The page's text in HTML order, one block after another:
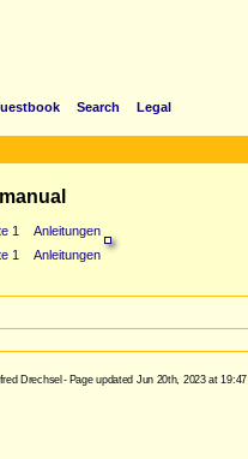
Search Legal
1
Anleitungen
1
Anleitungen
Drechsel - Page updated Jun 20th, 2023 at 19:47